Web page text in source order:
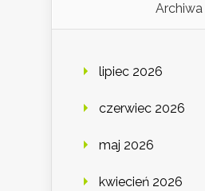
Archiwa
lipiec 2026
czerwiec 2026
maj 2026
kwiecień 2026